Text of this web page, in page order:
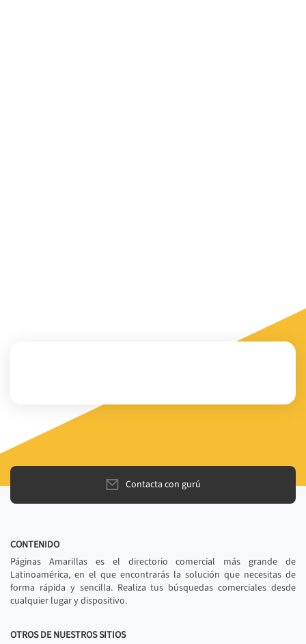
Contacta con gurú
CONTENIDO
Páginas Amarillas es el directorio comercial más grande de
Latinoamérica, en el que encontrarás la solución que necesitas de
forma rápida y sencilla. Realiza tus búsquedas comerciales desde
cualquier lugar y dispositivo.
OTROS DE NUESTROS SITIOS